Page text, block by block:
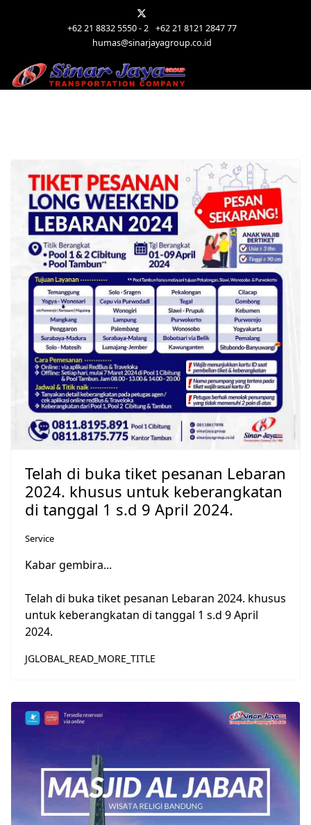
+62 21 8832 5550 - 2 +62 21 8121 2847 77
humas@sinarjayagroup.co.id
Telah di buka tiket pesanan Lebaran
2024. khusus untuk keberangkatan
di tanggal 1 s.d 9 April 2024.
Service
Kabar gembira...
Telah di buka tiket pesanan Lebaran 2024. khusus
untuk keberangkatan di tanggal 1 s.d 9 April
2024.
JGLOBAL_READ_MORE_TITLE